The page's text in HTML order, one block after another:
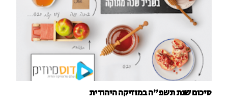
סיכום שנת תשפ"ה במוזיקה היהודית